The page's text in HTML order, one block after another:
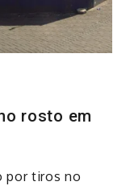
rosto em
por tiros no